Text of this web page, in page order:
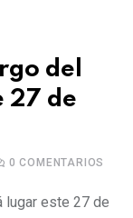
del
27 de
0 COMENTARIOS
lugar este 27 de